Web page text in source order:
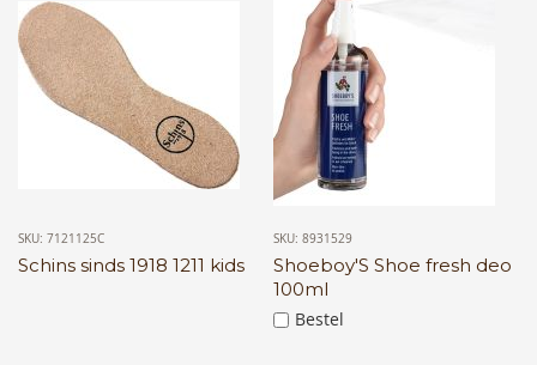
SKU: 7121125C
Schins sinds 1918 1211 kids
SKU: 8931529
Shoeboy'S Shoe fresh deo
100ml
Bestel